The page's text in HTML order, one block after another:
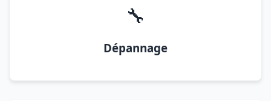
🔧
Dépannage